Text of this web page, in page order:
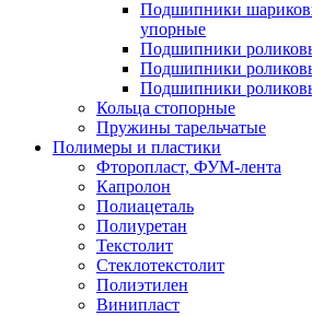
Подшипники
упорные
Подшипники
Подшипники
Подшипники
Кольца стопорные
Пружины тарельчатые
Полимеры и пластики
Фторопласт, ФУМ-лента
Капролон
Полиацеталь
Полиуретан
Текстолит
Стеклотекстолит
Полиэтилен
Винипласт